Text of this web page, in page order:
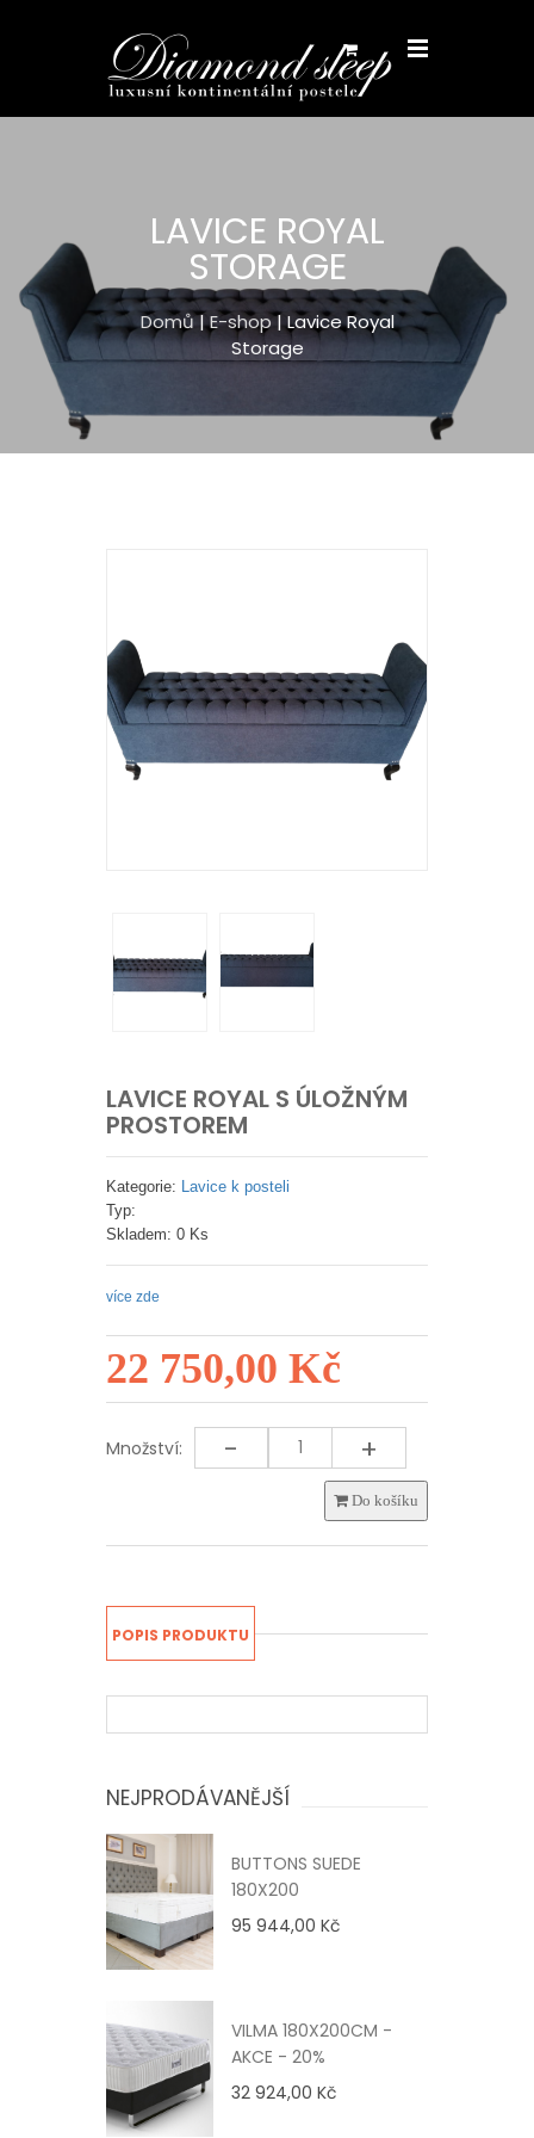
LAVICE ROYAL
STORAGE
Domů|E-shop| Lavice Royal
Storage
LAVICE ROYAL S ÚLOŽNÝM
PROSTOREM
Kategorie: Lavice k posteli
Typ:
Skladem: 0 Ks
více zde
22 750,00 Kč
Množství: - +
Do košíku
POPIS PRODUKTU
NEJPRODÁVANĚJŠÍ
BUTTONS SUEDE
180X200
95 944,00 Kč
VILMA 180X200CM -
AKCE - 20%
32 924,00 Kč